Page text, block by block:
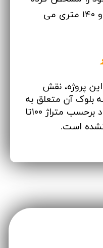
اند و دارای متراژ های ۱۰۰ ،۱۲۰ و ۱۴۰ متری می
پروژه، نقش
بلوک آن متعلق به
و قرارداد برحسب متراژ ۱۰۰تا
​​​​​​​.